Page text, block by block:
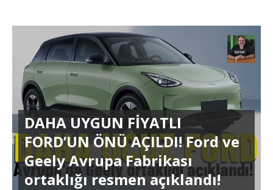
DAHA UYGUN FİYATLI
FORD’UN ÖNÜ AÇILDI! Ford ve
Geely Avrupa Fabrikası
ortaklığı resmen açıklandı!